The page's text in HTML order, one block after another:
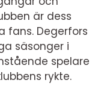
är dess
fans. Degerfors
säsonger i
spelare
rykte.